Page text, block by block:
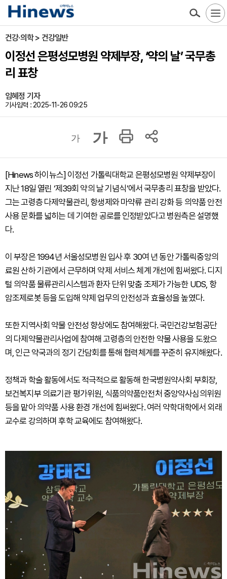
건강·의학 > 건강일반
이정선 은평성모병원 약제부장, ‘약의 날’ 국무총
리 표창
임혜정 기자
기사입력 : 2025-11-26 09:25
가 가
[Hinews 하이뉴스] 이정선 가톨릭대학교 은평성모병원 약제부장이
지난 18일 열린 ‘제39회 약의 날 기념식’에서 국무총리 표창을 받았다.
그는 고령층 다제약물관리, 항생제와 마약류 관리 강화 등 의약품 안전
사용 문화를 넓히는 데 기여한 공로를 인정받았다고 병원측은 설명했
다.
이 부장은 1994년 서울성모병원 입사 후 30여 년 동안 가톨릭중앙의
료원 산하 기관에서 근무하며 약제 서비스 체계 개선에 힘써왔다. 디지
털 의약품 물류관리시스템과 환자 단위 맞춤 조제가 가능한 UDS, 항
암조제로봇 등을 도입해 약제 업무의 안전성과 효율성을 높였다.
또한 지역사회 약물 안전성 향상에도 참여해왔다. 국민건강보험공단
의 다제약물관리사업에 참여해 고령층의 안전한 약물 사용을 도왔으
며, 인근 약국과의 정기 간담회를 통해 협력체계를 꾸준히 유지해왔다.
정책과 학술 활동에서도 적극적으로 활동해 한국병원약사회 부회장,
보건복지부 의료기관 평가위원, 식품의약품안전처 중앙약사심의위원
등을 맡아 의약품 사용 환경 개선에 힘써왔다. 여러 약학대학에서 외래
교수로 강의하며 후학 교육에도 참여해왔다.